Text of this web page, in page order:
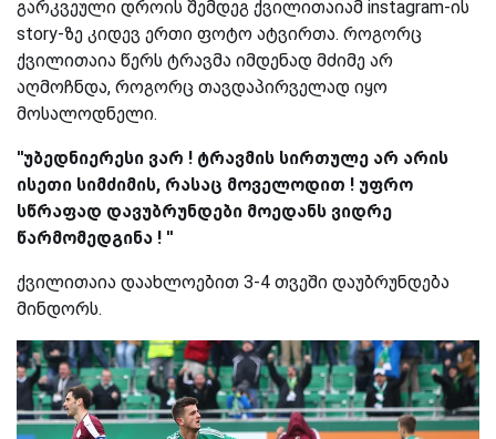
გარკვეული დროის შემდეგ ქვილითაიამ instagram-ის
story-ზე კიდევ ერთი ფოტო ატვირთა. როგორც
ქვილითაია წერს ტრავმა იმდენად მძიმე არ
აღმოჩნდა, როგორც თავდაპირველად იყო
მოსალოდნელი.
''უბედნიერესი ვარ ! ტრავმის სირთულე არ არის
ისეთი სიმძიმის, რასაც მოველოდით ! უფრო
სწრაფად დავუბრუნდები მოედანს ვიდრე
წარმომედგინა ! ''
ქვილითაია დაახლოებით 3-4 თვეში დაუბრუნდება
მინდორს.